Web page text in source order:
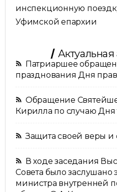
инспекционную
Уфимской епархии
Актуальная
Патриаршее
празднования Дня
Обращение
Кирилла по случаю Дня
Защита своей веры и
В ходе заседания
Совета было заслушано
министра внутренней